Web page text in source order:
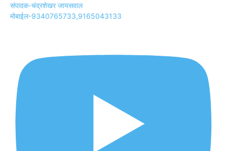
संपादक-चंद्रशेखर जायसवाल
मोबाईल-9340765733,9165043133